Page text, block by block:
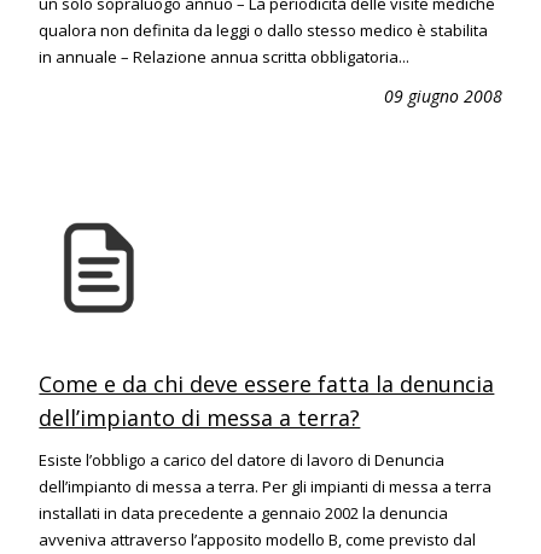
qualora non definita da leggi o dallo stesso medico è stabilita
in annuale – Relazione annua scritta obbligatoria...
09 giugno 2008
Come e da chi deve essere fatta la denuncia
dell’impianto di messa a terra?
Esiste l’obbligo a carico del datore di lavoro di Denuncia
dell’impianto di messa a terra. Per gli impianti di messa a terra
installati in data precedente a gennaio 2002 la denuncia
avveniva attraverso l’apposito modello B, come previsto dal